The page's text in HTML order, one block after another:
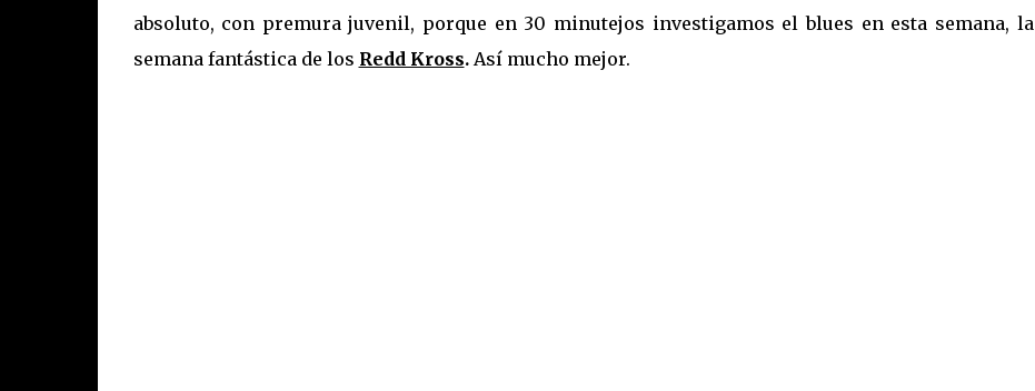
absoluto, con premura juvenil, porque en 30 minutejos investigamos el blues en esta semana, la
semana fantástica de los Redd Kross. Así mucho mejor.